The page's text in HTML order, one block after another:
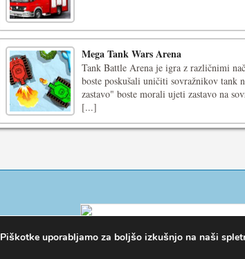
Mega Tank Wars Arena
Tank Battle Arena je igra z različnimi
boste poskušali uničiti sovražnikov
zastavo" boste morali ujeti zastavo na
[...]
Piškotke uporabljamo za boljšo izkušnjo na naši